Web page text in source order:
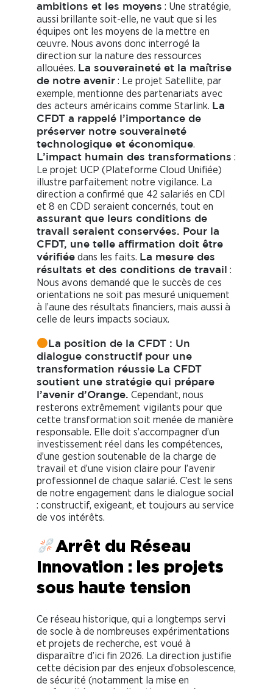
ambitions et les moyens : Une stratégie,
aussi brillante soit-elle, ne vaut que si les
équipes ont les moyens de la mettre en
œuvre. Nous avons donc interrogé la
direction sur la nature des ressources
allouées. La souveraineté et la maîtrise
de notre avenir : Le projet Satellite, par
exemple, mentionne des partenariats avec
des acteurs américains comme Starlink. La
CFDT a rappelé l’importance de
préserver notre souveraineté
technologique et économique.
L’impact humain des transformations :
Le projet UCP (Plateforme Cloud Unifiée)
illustre parfaitement notre vigilance. La
direction a confirmé que 42 salariés en CDI
et 8 en CDD seraient concernés, tout en
assurant que leurs conditions de
travail seraient conservées. Pour la
CFDT, une telle affirmation doit être
vérifiée dans les faits. La mesure des
résultats et des conditions de travail
:
Nous avons demandé que le succès de ces
orientations ne soit pas mesuré uniquement
à l’aune des résultats financiers, mais aussi à
celle de leurs impacts sociaux.
La position de la CFDT : Un
dialogue constructif pour une
transformation réussie La CFDT
soutient une stratégie qui prépare
l’avenir d’Orange. Cependant, nous
resterons extrêmement vigilants pour que
cette transformation soit menée de manière
responsable. Elle doit s’accompagner d’un
investissement réel dans les compétences,
d’une gestion soutenable de la charge de
travail et d’une vision claire pour l’avenir
professionnel de chaque salarié. C’est le sens
de notre engagement dans le dialogue social
: constructif, exigeant, et toujours au service
de vos intérêts.
Arrêt du Réseau
Innovation : les projets
sous haute tension
Ce réseau historique, qui a longtemps servi
de socle à de nombreuses expérimentations
et projets de recherche, est voué à
disparaître d’ici fin 2026. La direction justifie
cette décision par des enjeux d’obsolescence,
de sécurité (notamment la mise en